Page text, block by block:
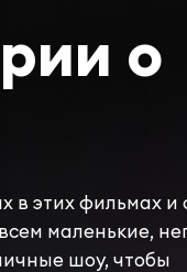
о
в этих фильмах и
маленькие,
шоу, чтобы